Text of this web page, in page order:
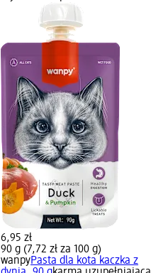
6,95 zł
90 g (7,72 zł za 100 g)
wanpyPasta dla kota kaczka z